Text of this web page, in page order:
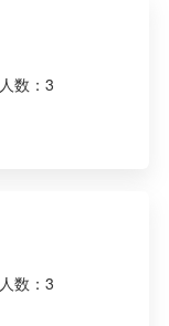
数：3
数：3